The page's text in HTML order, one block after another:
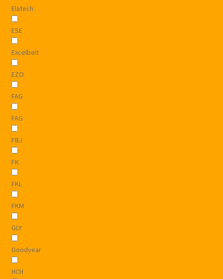
Elatech
ESE
Excelbelt
EZO
FAG
FAG
FBJ
FK
FKL
FKM
GLY
Goodyear
HCH